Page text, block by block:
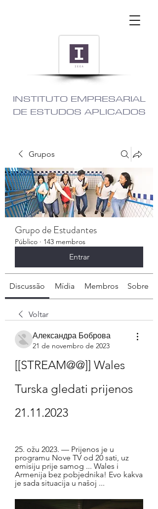
INSTITUTO EMPRESARIAL
DE ESTUDOS APLICADOS
Grupos
Grupo de Estudantes
Público · 143 membros
Entrar
Discussão Mídia Membros Sobre
Voltar
Александра Боброва
21 de novembro de 2023
[[STREAM@@]] Wales
Turska gledati prijenos
21.11.2023
25. ožu 2023. — Prijenos je u
programu Nove TV od 20 sati, uz
emisiju prije samog ... Wales i
Armenija bez pobjednika! Evo kakva
je sada situacija u našoj ...